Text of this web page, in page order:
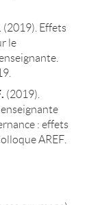
(2019). Effets
le
(2019).
: effets
AREF.